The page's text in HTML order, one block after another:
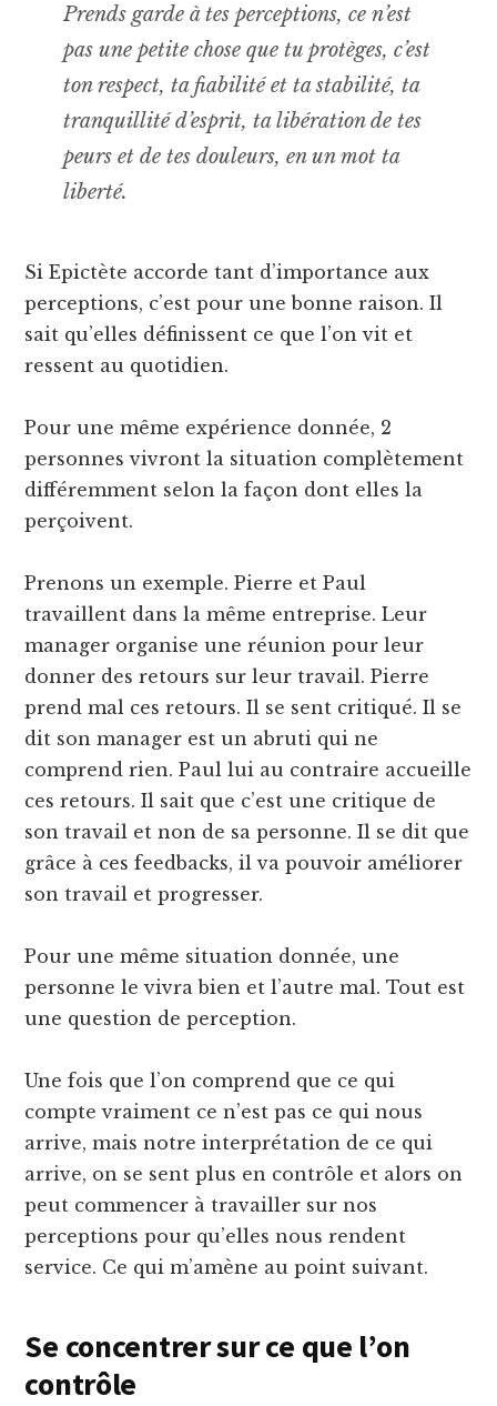
Prends garde à tes perceptions, ce n’est
pas une petite chose que tu protèges, c’est
ton respect, ta fiabilité et ta stabilité, ta
tranquillité d’esprit, ta libération de tes
peurs et de tes douleurs, en un mot ta
liberté.
Si Epictète accorde tant d’importance aux
perceptions, c’est pour une bonne raison. Il
sait qu’elles définissent ce que l’on vit et
ressent au quotidien.
Pour une même expérience donnée, 2
personnes vivront la situation complètement
différemment selon la façon dont elles la
perçoivent.
Prenons un exemple. Pierre et Paul
travaillent dans la même entreprise. Leur
manager organise une réunion pour leur
donner des retours sur leur travail. Pierre
prend mal ces retours. Il se sent critiqué. Il se
dit son manager est un abruti qui ne
comprend rien. Paul lui au contraire accueille
ces retours. Il sait que c’est une critique de
son travail et non de sa personne. Il se dit que
grâce à ces feedbacks, il va pouvoir améliorer
son travail et progresser.
Pour une même situation donnée, une
personne le vivra bien et l’autre mal. Tout est
une question de perception.
Une fois que l’on comprend que ce qui
compte vraiment ce n’est pas ce qui nous
arrive, mais notre interprétation de ce qui
arrive, on se sent plus en contrôle et alors on
peut commencer à travailler sur nos
perceptions pour qu’elles nous rendent
service. Ce qui m’amène au point suivant.
Se concentrer sur ce que l’on
contrôle